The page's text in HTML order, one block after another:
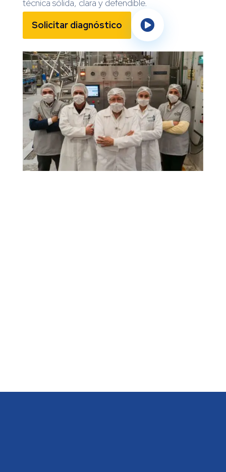
técnica sólida, clara y defendible.
Solicitar diagnóstico
